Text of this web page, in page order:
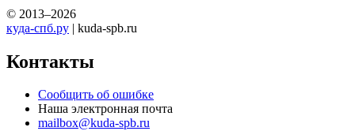
© 2013–2026
куда-спб.ру | kuda-spb.ru
Контакты
Сообщить об ошибке
Наша электронная почта
mailbox@kuda-spb.ru